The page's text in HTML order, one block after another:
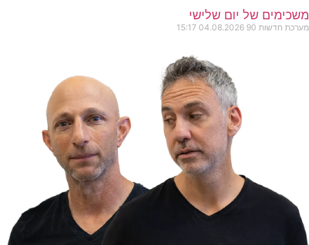
משכימים של יום שלישי
מערכת חדשות 90 04.08.2026
15:17